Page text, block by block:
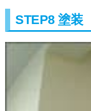
STEP8 塗装